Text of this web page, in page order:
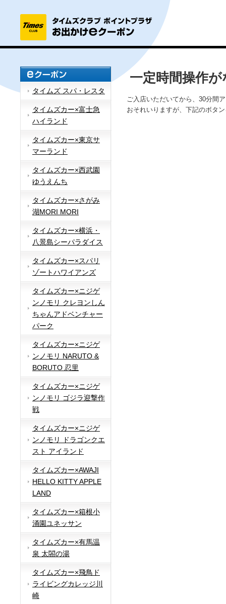
タイムズ スパ・レスタ
タイムズカー×富士急
ハイランド
タイムズカー×東京サ
マーランド
タイムズカー×西武園
ゆうえんち
タイムズカー×さがみ
湖MORI MORI
タイムズカー×横浜・
八景島シーパラダイス
タイムズカー×スパリ
ゾートハワイアンズ
タイムズカー×ニジゲ
ンノモリ クレヨンしん
ちゃんアドベンチャー
パーク
タイムズカー×ニジゲ
ンノモリ NARUTO &
BORUTO 忍里
タイムズカー×ニジゲ
ンノモリ ゴジラ迎撃作
戦
タイムズカー×ニジゲ
ンノモリ ドラゴンクエ
スト アイランド
タイムズカー×AWAJI
HELLO KITTY APPLE
LAND
タイムズカー×箱根小
涌園ユネッサン
タイムズカー×有馬温
泉 太閤の湯
タイムズカー×飛鳥ド
ライビングカレッジ川
崎
一定時間操作
ご入店いただいてから、30分間
おそれいりますが、下記のボタ